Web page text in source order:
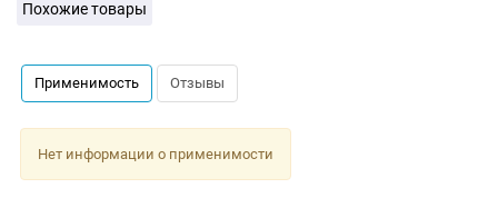
Похожие товары
Применимость Отзывы
Нет информации о применимости